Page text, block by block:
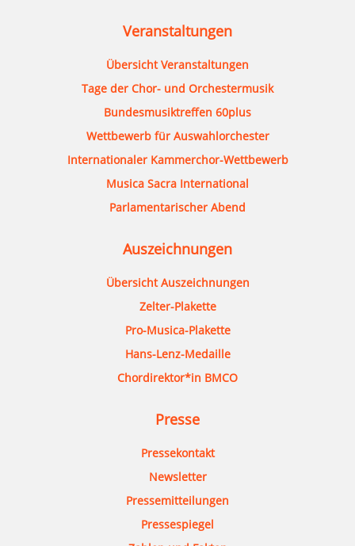
Veranstaltungen
Übersicht Veranstaltungen
Tage der Chor- und Orchestermusik
Bundesmusiktreffen 60plus
Wettbewerb für Auswahlorchester
Internationaler Kammerchor-Wettbewerb
Musica Sacra International
Parlamentarischer Abend
Auszeichnungen
Übersicht Auszeichnungen
Zelter-Plakette
Pro-Musica-Plakette
Hans-Lenz-Medaille
Chordirektor*in BMCO
Presse
Pressekontakt
Newsletter
Pressemitteilungen
Pressespiegel